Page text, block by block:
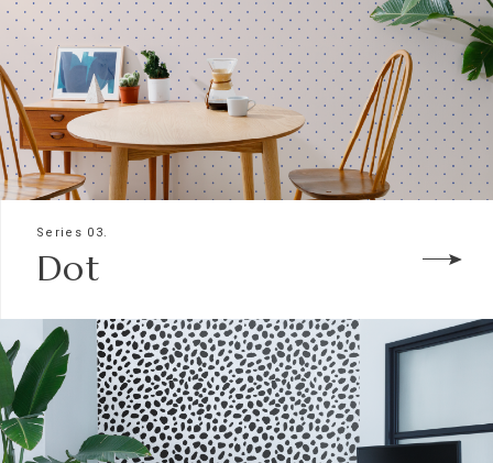
Series 03.
Dot